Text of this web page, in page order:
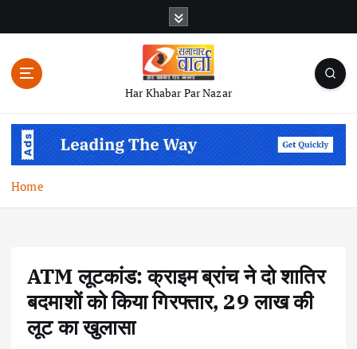
n
Har Khabar Par Nazar
Home
ATM लूटकांड: क्राइम ब्रांच ने दो शातिर
बदमाशों को किया गिरफ्तार, 29 लाख की
लूट का खुलासा